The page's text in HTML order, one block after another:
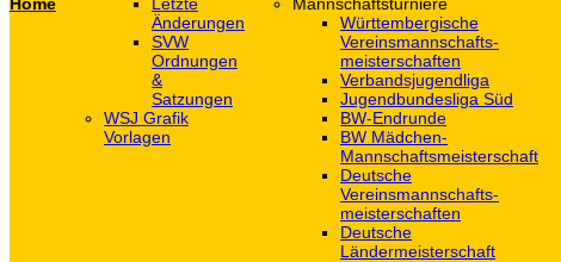
Änderungen
SVW
Ordnungen
&
Satzungen
WSJ Grafik
Vorlagen
Württembergische
Vereinsmannschafts-
meisterschaften
Verbandsjugendliga
Jugendbundesliga Süd
BW-Endrunde
BW Mädchen-
Mannschaftsmeisterschaft
Deutsche
Vereinsmannschafts-
meisterschaften
Deutsche
Ländermeisterschaft